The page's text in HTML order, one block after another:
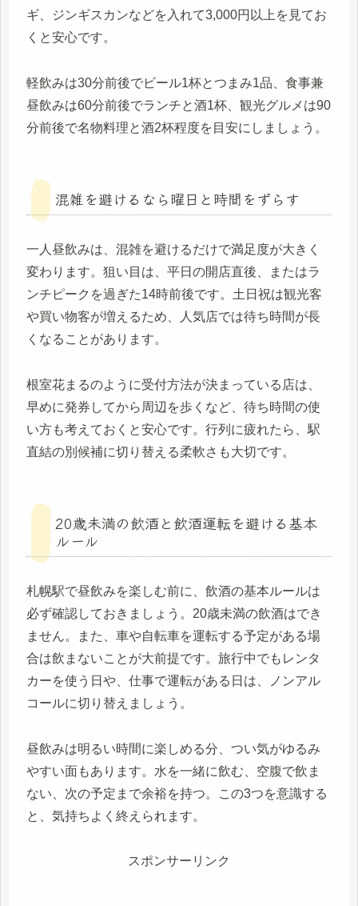
ギ、ジンギスカンなどを入れて3,000円以上を見てお
くと安心です。
軽飲みは30分前後でビール1杯とつまみ1品、食事兼
昼飲みは60分前後でランチと酒1杯、観光グルメは90
分前後で名物料理と酒2杯程度を目安にしましょう。
混雑を避けるなら曜日と時間をずらす
一人昼飲みは、混雑を避けるだけで満足度が大きく
変わります。狙い目は、平日の開店直後、またはラ
ンチピークを過ぎた14時前後です。土日祝は観光客
や買い物客が増えるため、人気店では待ち時間が長
くなることがあります。
根室花まるのように受付方法が決まっている店は、
早めに発券してから周辺を歩くなど、待ち時間の使
い方も考えておくと安心です。行列に疲れたら、駅
直結の別候補に切り替える柔軟さも大切です。
20歳未満の飲酒と飲酒運転を避ける基本
ルール
札幌駅で昼飲みを楽しむ前に、飲酒の基本ルールは
必ず確認しておきましょう。20歳未満の飲酒はでき
ません。また、車や自転車を運転する予定がある場
合は飲まないことが大前提です。旅行中でもレンタ
カーを使う日や、仕事で運転がある日は、ノンアル
コールに切り替えましょう。
昼飲みは明るい時間に楽しめる分、つい気がゆるみ
やすい面もあります。水を一緒に飲む、空腹で飲ま
ない、次の予定まで余裕を持つ。この3つを意識する
と、気持ちよく終えられます。
スポンサーリンク